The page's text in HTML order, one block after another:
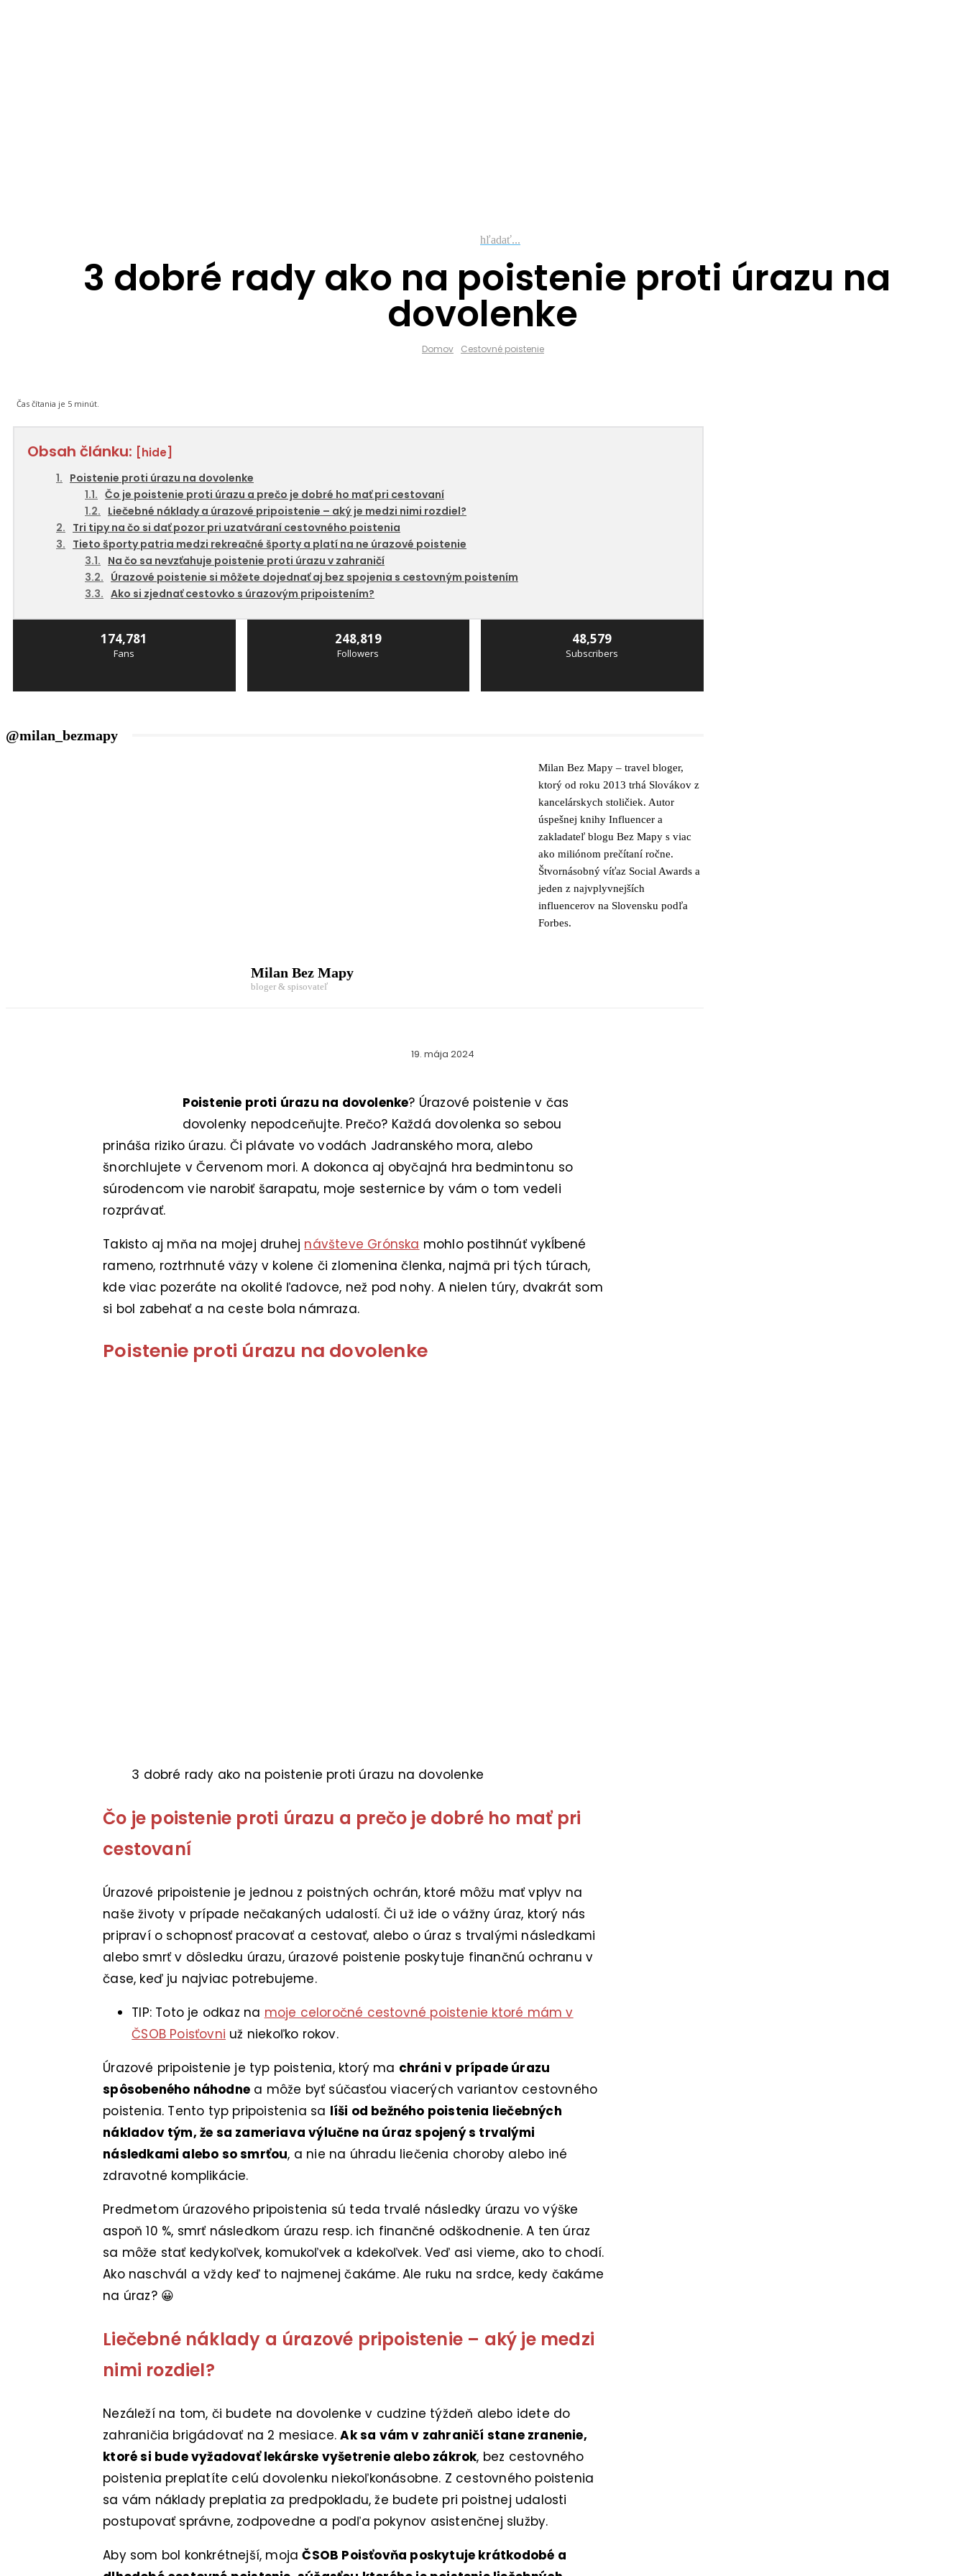
hľadať...
3 dobré rady ako na poistenie proti úrazu na
dovolenke
Domov Cestovné poistenie
Čas čítania je 5 minút.
Obsah článku: [hide]
Poistenie proti úrazu na dovolenke
Čo je poistenie proti úrazu a prečo je dobré ho mať pri cestovaní
Liečebné náklady a úrazové pripoistenie – aký je medzi nimi rozdiel?
Tri tipy na čo si dať pozor pri uzatváraní cestovného poistenia
Tieto športy patria medzi rekreačné športy a platí na ne úrazové poistenie
Na čo sa nevzťahuje poistenie proti úrazu v zahraničí
Úrazové poistenie si môžete dojednať aj bez spojenia s cestovným poistením
Ako si zjednať cestovko s úrazovým pripoistením?
174,781
Fans
248,819
Followers
48,579
Subscribers
@milan_bezmapy
Milan Bez Mapy – travel bloger,
ktorý od roku 2013 trhá Slovákov z
kancelárskych stoličiek. Autor
úspešnej knihy Influencer a
zakladateľ blogu Bez Mapy s viac
ako miliónom prečítaní ročne.
Štvornásobný víťaz Social Awards a
jeden z najvplyvnejších
influencerov na Slovensku podľa
Forbes.
Milan Bez Mapy
bloger & spisovateľ
19. mája 2024
Poistenie proti úrazu na dovolenke? Úrazové poistenie v čas
dovolenky nepodceňujte. Prečo? Každá dovolenka so sebou
prináša riziko úrazu. Či plávate vo vodách Jadranského mora, alebo
šnorchlujete v Červenom mori. A dokonca aj obyčajná hra bedmintonu so
súrodencom vie narobiť šarapatu, moje sesternice by vám o tom vedeli
rozprávať.
Takisto aj mňa na mojej druhej návšteve Grónska mohlo postihnúť vykĺbené
rameno, roztrhnuté väzy v kolene či zlomenina členka, najmä pri tých túrach,
kde viac pozeráte na okolité ľadovce, než pod nohy. A nielen túry, dvakrát som
si bol zabehať a na ceste bola námraza.
Poistenie proti úrazu na dovolenke
3 dobré rady ako na poistenie proti úrazu na dovolenke
Čo je poistenie proti úrazu a prečo je dobré ho mať pri
cestovaní
Úrazové pripoistenie je jednou z poistných ochrán, ktoré môžu mať vplyv na
naše životy v prípade nečakaných udalostí. Či už ide o vážny úraz, ktorý nás
pripraví o schopnosť pracovať a cestovať, alebo o úraz s trvalými následkami
alebo smrť v dôsledku úrazu, úrazové poistenie poskytuje finančnú ochranu v
čase, keď ju najviac potrebujeme.
TIP: Toto je odkaz na moje celoročné cestovné poistenie ktoré mám v
ČSOB Poisťovni už niekoľko rokov.
Úrazové pripoistenie je typ poistenia, ktorý ma chráni v prípade úrazu
spôsobeného náhodne a môže byť súčasťou viacerých variantov cestovného
poistenia. Tento typ pripoistenia sa líši od bežného poistenia liečebných
nákladov tým, že sa zameriava výlučne na úraz spojený s trvalými
následkami alebo so smrťou, a nie na úhradu liečenia choroby alebo iné
zdravotné komplikácie.
Predmetom úrazového pripoistenia sú teda trvalé následky úrazu vo výške
aspoň 10 %, smrť následkom úrazu resp. ich finančné odškodnenie. A ten úraz
sa môže stať kedykoľvek, komukoľvek a kdekoľvek. Veď asi vieme, ako to chodí.
Ako naschvál a vždy keď to najmenej čakáme. Ale ruku na srdce, kedy čakáme
na úraz? 😀
Liečebné náklady a úrazové pripoistenie – aký je medzi
nimi rozdiel?
Nezáleží na tom, či budete na dovolenke v cudzine týždeň alebo idete do
zahraničia brigádovať na 2 mesiace.Ak sa vám v zahraničí stane zranenie,
ktoré si bude vyžadovať lekárske vyšetrenie alebo zákrok, bez cestovného
poistenia preplatíte celú dovolenku niekoľkonásobne. Z cestovného poistenia
sa vám náklady preplatia za predpokladu, že budete pri poistnej udalosti
postupovať správne, zodpovedne a podľa pokynov asistenčnej služby.
Aby som bol konkrétnejší, mojaČSOB Poisťovňa poskytuje krátkodobé a